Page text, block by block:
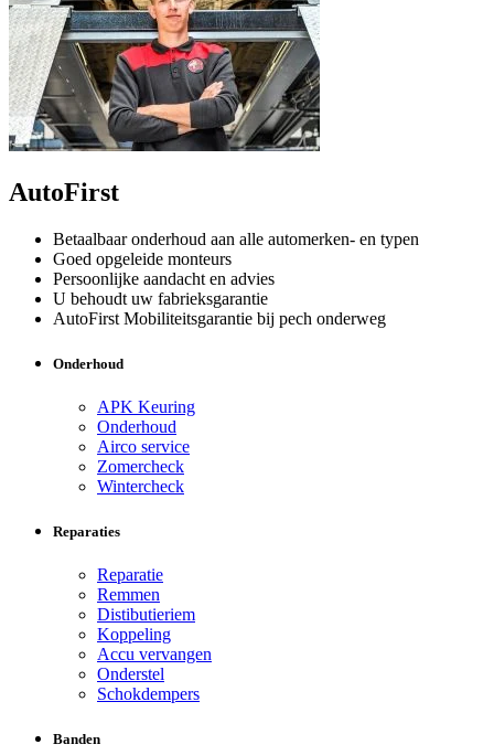
AutoFirst
Betaalbaar onderhoud aan alle automerken- en typen
Goed opgeleide monteurs
Persoonlijke aandacht en advies
U behoudt uw fabrieksgarantie
AutoFirst Mobiliteitsgarantie bij pech onderweg
Onderhoud
APK Keuring
Onderhoud
Airco service
Zomercheck
Wintercheck
Reparaties
Reparatie
Remmen
Distibutieriem
Koppeling
Accu vervangen
Onderstel
Schokdempers
Banden